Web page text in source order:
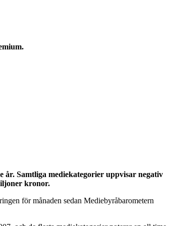
år. Samtliga mediekategorier uppvisar negativ
kronor.
för månaden sedan Mediebyråbarometern